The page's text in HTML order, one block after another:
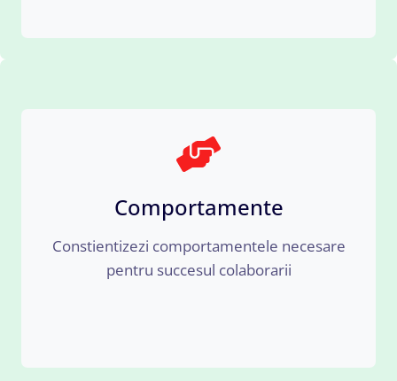
Comportamente
Constientizezi comportamentele necesare
pentru succesul colaborarii